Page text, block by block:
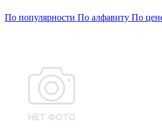
По популярности По алфавиту По